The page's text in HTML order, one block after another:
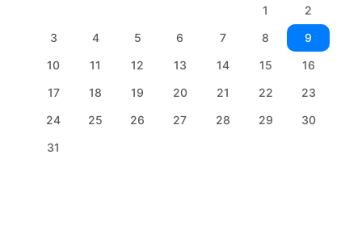
1
2
3
4 5 6 7 8
9
10
11 12 13 14 15
16
17
18 19 20 21 22
23
24
25 26 27 28 29
30
31